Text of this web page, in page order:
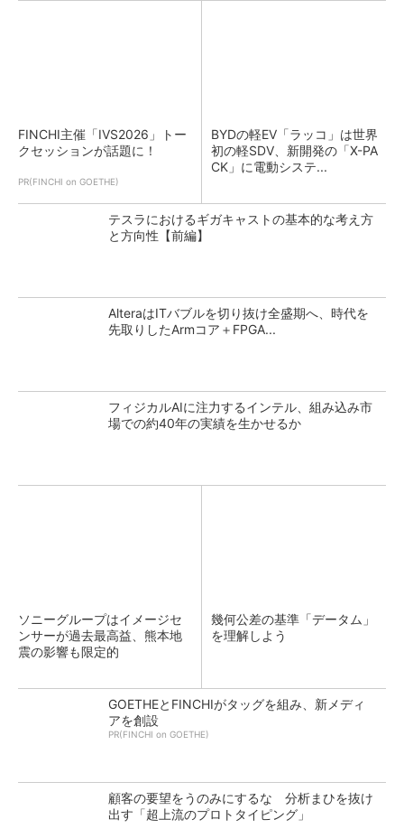
FINCHI主催「IVS2026」トー
クセッションが話題に！
PR(FINCHI on GOETHE)
BYDの軽EV「ラッコ」は世界
初の軽SDV、新開発の「X-PA
CK」に電動システ...
テスラにおけるギガキャストの基本的な考え方
と方向性【前編】
AlteraはITバブルを切り抜け全盛期へ、時代を
先取りしたArmコア＋FPGA...
フィジカルAIに注力するインテル、組み込み市
場での約40年の実績を生かせるか
ソニーグループはイメージセ
ンサーが過去最高益、熊本地
震の影響も限定的
幾何公差の基準「データム」
を理解しよう
GOETHEとFINCHIがタッグを組み、新メディ
アを創設
PR(FINCHI on GOETHE)
顧客の要望をうのみにするな 分析まひを抜け
出す「超上流のプロトタイピング」